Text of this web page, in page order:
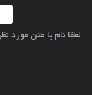
لطفا نام یا متن مورد